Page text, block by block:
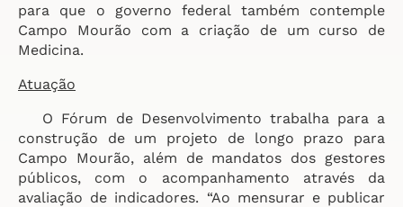
para que o governo federal também contemple
Campo Mourão com a criação de um curso de
Medicina.
Atuação
O Fórum de Desenvolvimento trabalha para a
construção de um projeto de longo prazo para
Campo Mourão, além de mandatos dos gestores
públicos, com o acompanhamento através da
avaliação de indicadores. “Ao mensurar e publicar